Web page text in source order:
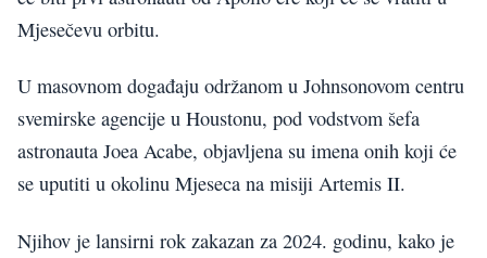
Mjesečevu orbitu.
U masovnom događaju održanom u Johnsonovom centru
svemirske agencije u Houstonu, pod vodstvom šefa
astronauta Joea Acabe, objavljena su imena onih koji će
se uputiti u okolinu Mjeseca na misiji Artemis II.
Njihov je lansirni rok zakazan za 2024. godinu, kako je